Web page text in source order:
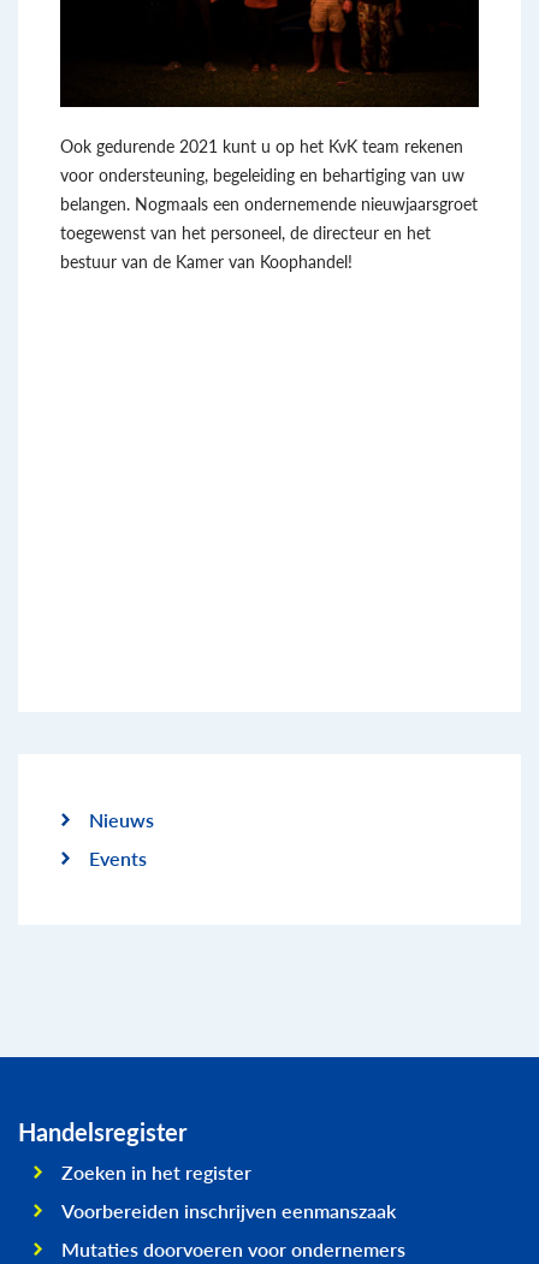
Ook gedurende 2021 kunt u op het KvK team rekenen
voor ondersteuning, begeleiding en behartiging van uw
belangen. Nogmaals een ondernemende nieuwjaarsgroet
toegewenst van het personeel, de directeur en het
bestuur van de Kamer van Koophandel!
Nieuws
Events
Handelsregister
Zoeken in het register
Voorbereiden inschrijven eenmanszaak
Mutaties doorvoeren voor ondernemers